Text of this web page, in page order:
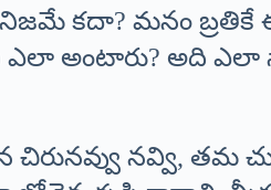
నిజమే కదా? మనం
ఎలా అంటారు? అది ఎలా
చిరునవ్వు నవ్వి, తమ